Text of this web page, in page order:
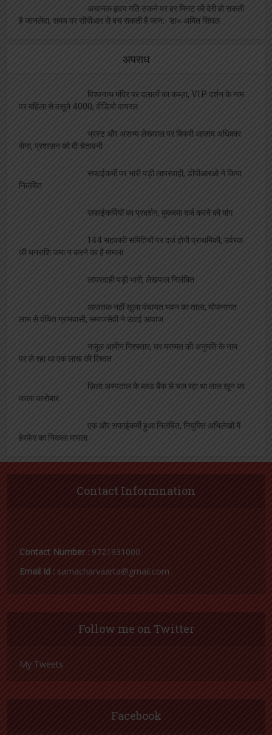
अचानक हृदय गति रुकने पर हर मिनट की देरी हो सकती
है जानलेवा, समय पर सीपीआर से बच सकती है जान:- डा० अमित सिंघल
अपराध
विश्वनाथ मंदिर पर दलालों का कब्ज़ा, VIP दर्शन के नाम
पर महिला से वसूले 4000, वीडियो वायरल
भ्रस्ट और असभ्य लेखपाल पर बिफरी आज़ाद अधिकार
सेना, प्रशासन को दी चेतावनी
सफाईकर्मी पर भारी पड़ी लापरवाही, डीपीआरओ ने किया
निलंबित
सफाईकर्मियों का प्रदर्शन, मुकदमा दर्ज करने की मांग
144 सहकारी समितियों पर दर्ज होगी प्राथमिकी, उर्वरक
की धनराशि जमा न करने का है मामला
लापरवाही पड़ी भारी, लेखपाल निलंबित
आजतक नहीं खुला पंचायत भवन का ताला, योजनागत
लाभ से वंचित ग्रामवासी, समाजसेवी ने उठाई आवाज
नजूल आमीन गिरफ्तार, घर मरम्मत की अनुमति के नाम
पर ले रहा था एक लाख की रिश्वत
ज़िला अस्पताल के ब्लड बैंक से चल रहा था लाल खून का
काला कारोबार
एक और सफाईकर्मी हुआ निलंबित, नियुक्ति अभिलेखों में
हेरफेर का निकला मामला
Contact Informnation
Contact Number : 9721931000
Email Id : samacharvaarta@gmail.com
Follow me on Twitter
My Tweets
Facebook